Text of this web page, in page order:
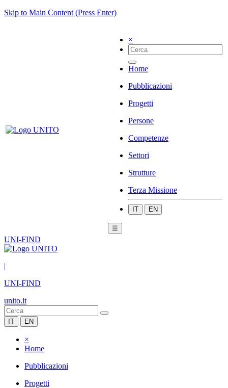
Skip to Main Content (Press Enter)
×
Home
Pubblicazioni
Progetti
Persone
Competenze
Settori
Strutture
Terza Missione
IT EN
☰
UNI-FIND
|
UNI-FIND
unito.it
IT EN
×
Home
Pubblicazioni
Progetti